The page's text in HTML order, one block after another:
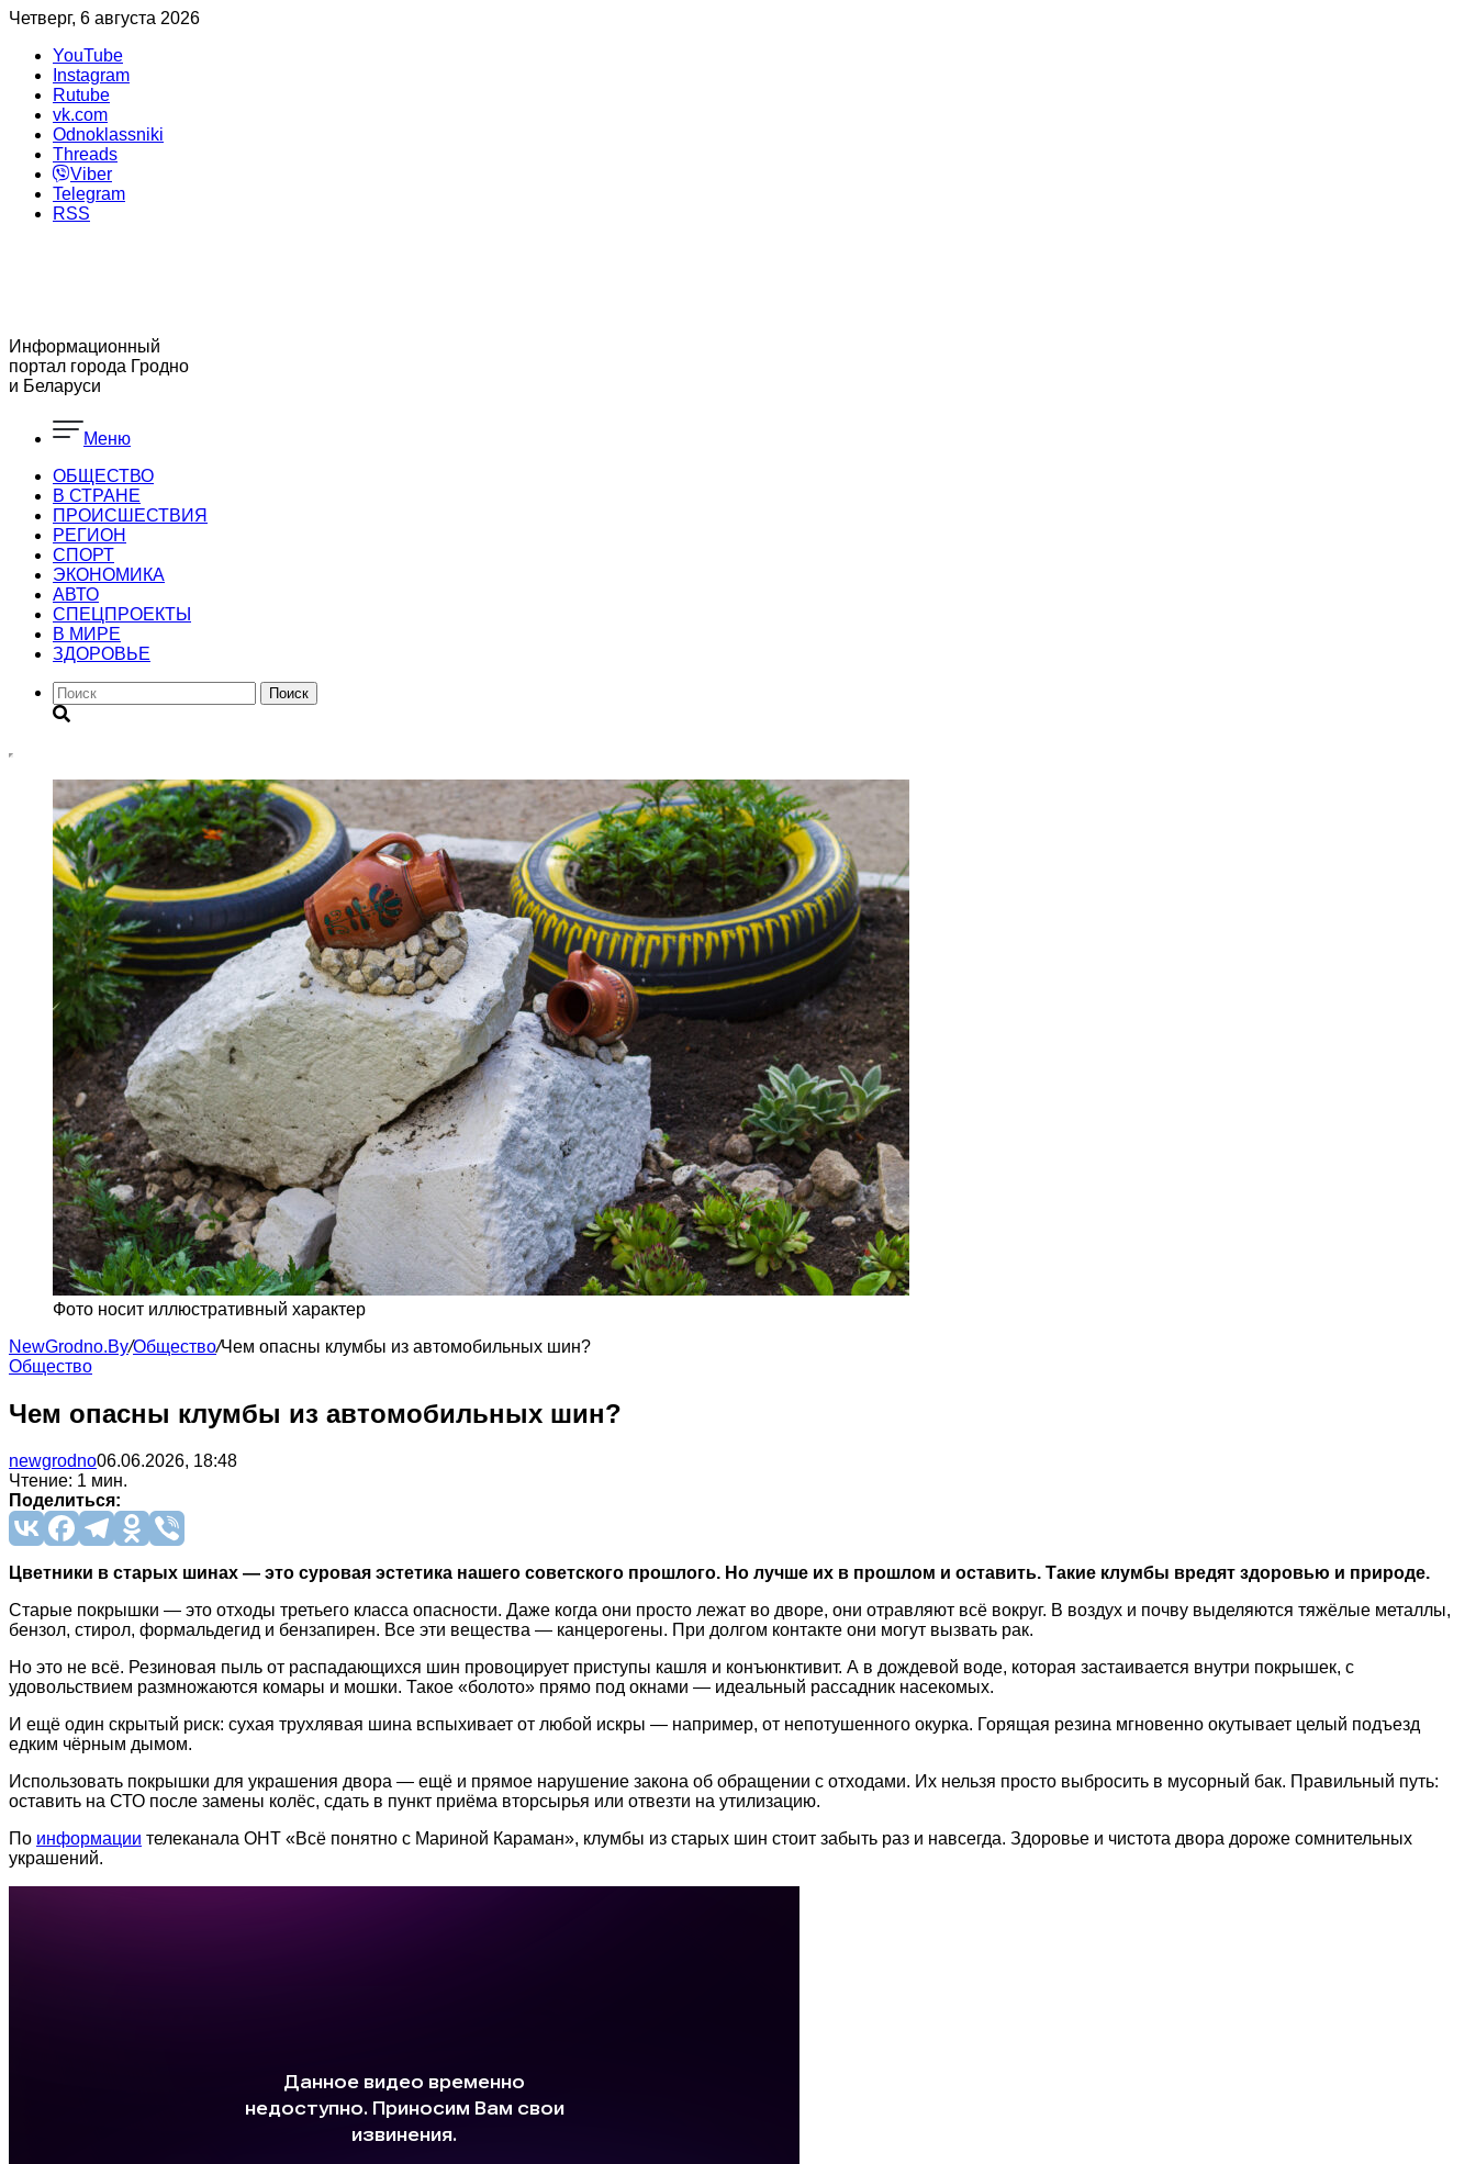
Четверг, 6 августа 2026
YouTube
Instagram
Rutube
vk.com
Odnoklassniki
Threads
Viber
Telegram
RSS
Информационный
портал города Гродно
и Беларуси
Меню
ОБЩЕСТВО
В СТРАНЕ
ПРОИСШЕСТВИЯ
РЕГИОН
CПОРТ
ЭКОНОМИКА
АВТО
СПЕЦПРОЕКТЫ
В МИРЕ
ЗДОРОВЬЕ
Поиск
Фото носит иллюстративный характер
NewGrodno.By/Общество/Чем опасны клумбы из автомобильных шин?
Общество
Чем опасны клумбы из автомобильных шин?
newgrodno06.06.2026, 18:48
Чтение: 1 мин.
Поделиться:
Цветники в старых шинах — это суровая эстетика нашего советского прошлого. Но лучше их в прошлом и оставить. Такие клумбы вредят здоровью и природе.
Старые покрышки — это отходы третьего класса опасности. Даже когда они просто лежат во дворе, они отравляют всё вокруг. В воздух и почву выделяются тяжёлые металлы,
бензол, стирол, формальдегид и бензапирен. Все эти вещества — канцерогены. При долгом контакте они могут вызвать рак.
Но это не всё. Резиновая пыль от распадающихся шин провоцирует приступы кашля и конъюнктивит. А в дождевой воде, которая застаивается внутри покрышек, с
удовольствием размножаются комары и мошки. Такое «болото» прямо под окнами — идеальный рассадник насекомых.
И ещё один скрытый риск: сухая трухлявая шина вспыхивает от любой искры — например, от непотушенного окурка. Горящая резина мгновенно окутывает целый подъезд
едким чёрным дымом.
Использовать покрышки для украшения двора — ещё и прямое нарушение закона об обращении с отходами. Их нельзя просто выбросить в мусорный бак. Правильный путь:
оставить на СТО после замены колёс, сдать в пункт приёма вторсырья или отвезти на утилизацию.
По информации телеканала ОНТ «Всё понятно с Мариной Караман», клумбы из старых шин стоит забыть раз и навсегда. Здоровье и чистота двора дороже сомнительных
украшений.